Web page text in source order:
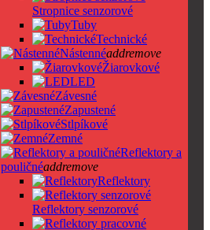
Stropnice senzorové
Tuby
Technické
Nástennéaddremove
Žiarovkové
LED
Závesné
Zapustené
Stlpíkové
Zemné
Reflektory a
pouličnéaddremove
Reflektory
Reflektory senzorové